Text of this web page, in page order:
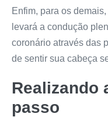
Enfim, para os
levará a condução
coronário através das
de sentir sua cabeça
Realizando
passo